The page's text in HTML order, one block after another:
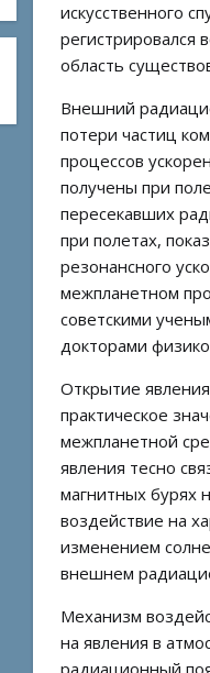
искусственного
регистрировался
область
Внешний
потери частиц
процессов
получены при
пересекавших
при полетах,
резонансного
межпланетном
советскими
докторами
Открытие
практическое
межпланетной
явления тесно
магнитных бурях
воздействие на
изменением
внешнем
Механизм
на явления в
радиационный